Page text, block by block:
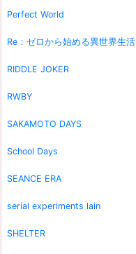
Perfect World
Re：ゼロから始める異世界生活
RIDDLE JOKER
RWBY
SAKAMOTO DAYS
School Days
SEANCE ERA
serial experiments lain
SHELTER